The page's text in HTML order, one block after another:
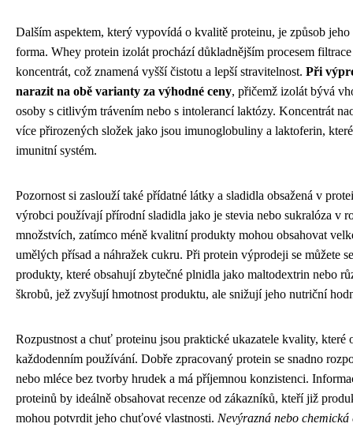
Dalším aspektem, který vypovídá o kvalitě proteinu, je způsob jeho
forma. Whey protein izolát prochází důkladnějším procesem
koncentrát, což znamená vyšší čistotu a lepší stravitelnost. Při
narazit na obě varianty za výhodné ceny, přičemž izolát bývá
osoby s citlivým trávením nebo s intolerancí laktózy. Koncentrát
více přirozených složek jako jsou imunoglobuliny a laktoferin,
imunitní systém.
Pozornost si zaslouží také přídatné látky a sladidla obsažená v
výrobci používají přírodní sladidla jako je stevia nebo sukralóza v
množstvích, zatímco méně kvalitní produkty mohou obsahovat
umělých přísad a náhražek cukru. Při protein výprodeji se můžete
produkty, které obsahují zbytečné plnidla jako maltodextrin nebo
škrobů, jež zvyšují hmotnost produktu, ale snižují jeho nutriční
Rozpustnost a chuť proteinu jsou praktické ukazatele kvality, které
každodenním používání. Dobře zpracovaný protein se snadno
nebo mléce bez tvorby hrudek a má příjemnou konzistenci.
proteinů by ideálně obsahovat recenze od zákazníků, kteří již
mohou potvrdit jeho chuťové vlastnosti. Nevýrazná nebo chemická